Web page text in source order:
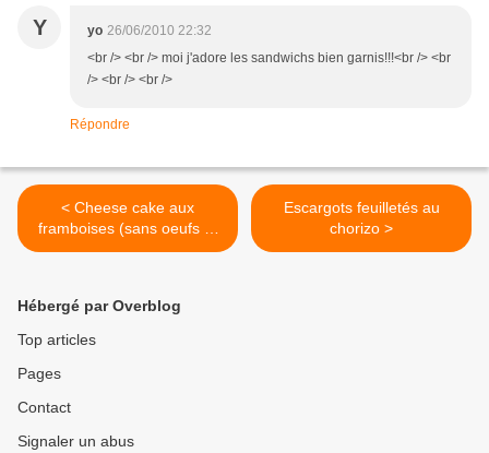
Y yo 26/06/2010 22:32
<br /> <br /> moi j'adore les sandwichs bien garnis!!!<br /> <br
/> <br /> <br />
Répondre
< Cheese cake aux
framboises (sans oeufs et
sans cuisson)
Escargots feuilletés au
chorizo >
Hébergé par Overblog
Top articles
Pages
Contact
Signaler un abus